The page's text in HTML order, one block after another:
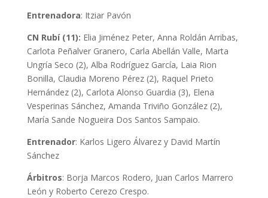
Entrenadora: Itziar Pavón
CN Rubí (11): Elia Jiménez Peter, Anna Roldán Arribas,
Carlota Peñalver Granero, Carla Abellán Valle, Marta
Ungría Seco (2), Alba Rodríguez García, Laia Rion
Bonilla, Claudia Moreno Pérez (2), Raquel Prieto
Hernández (2), Carlota Alonso Guardia (3), Elena
Vesperinas Sánchez, Amanda Triviño González (2),
María Sande Nogueira Dos Santos Sampaio.
Entrenador: Karlos Ligero Álvarez y David Martín
Sánchez
Árbitros: Borja Marcos Rodero, Juan Carlos Marrero
León y Roberto Cerezo Crespo.